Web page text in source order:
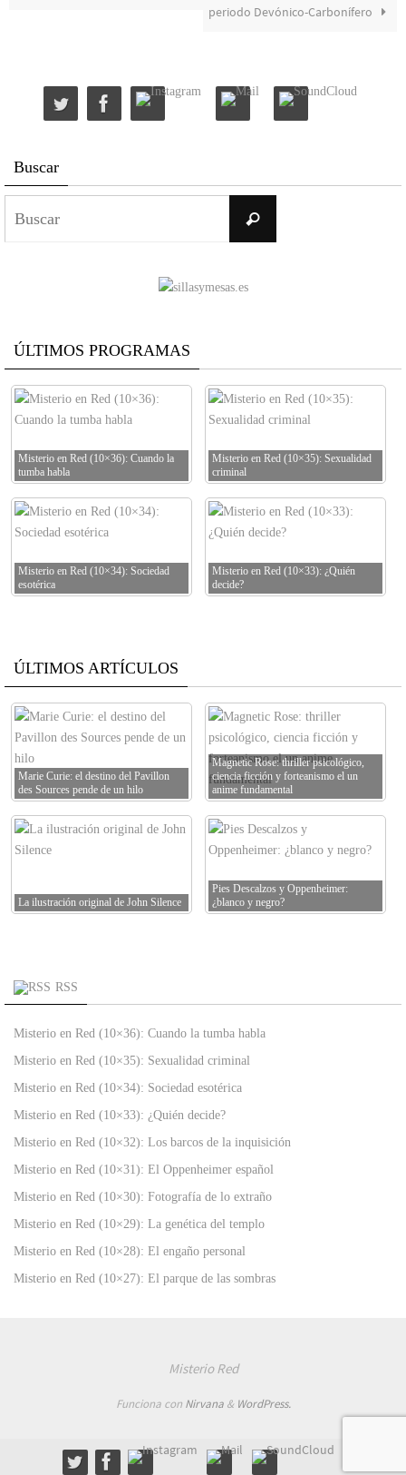
periodo Devónico-Carbonífero
Buscar
Buscar
ÚLTIMOS PROGRAMAS
Misterio en Red (10×36): Cuando la
tumba habla
Misterio en Red (10×35): Sexualidad
criminal
Misterio en Red (10×34): Sociedad
esotérica
Misterio en Red (10×33): ¿Quién
decide?
ÚLTIMOS ARTÍCULOS
Marie Curie: el destino del Pavillon
des Sources pende de un hilo
Magnetic Rose: thriller psicológico,
ciencia ficción y forteanismo el un
anime fundamental
La ilustración original de John Silence
Pies Descalzos y Oppenheimer:
¿blanco y negro?
RSS
Misterio en Red (10×36): Cuando la tumba habla
Misterio en Red (10×35): Sexualidad criminal
Misterio en Red (10×34): Sociedad esotérica
Misterio en Red (10×33): ¿Quién decide?
Misterio en Red (10×32): Los barcos de la inquisición
Misterio en Red (10×31): El Oppenheimer español
Misterio en Red (10×30): Fotografía de lo extraño
Misterio en Red (10×29): La genética del templo
Misterio en Red (10×28): El engaño personal
Misterio en Red (10×27): El parque de las sombras
Misterio Red
Funciona con Nirvana& WordPress.